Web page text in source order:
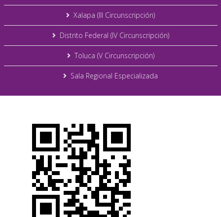
Xalapa (III Circunscripción)
Distrito Federal (IV Circunscripción)
Toluca (V Circunscripción)
Sala Regional Especializada